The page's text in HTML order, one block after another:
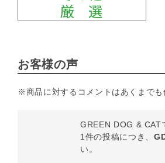
お客様の声
※商品に対するコメントはあくまでも
GREEN DOG & CAT
1件の投稿につき、
い。